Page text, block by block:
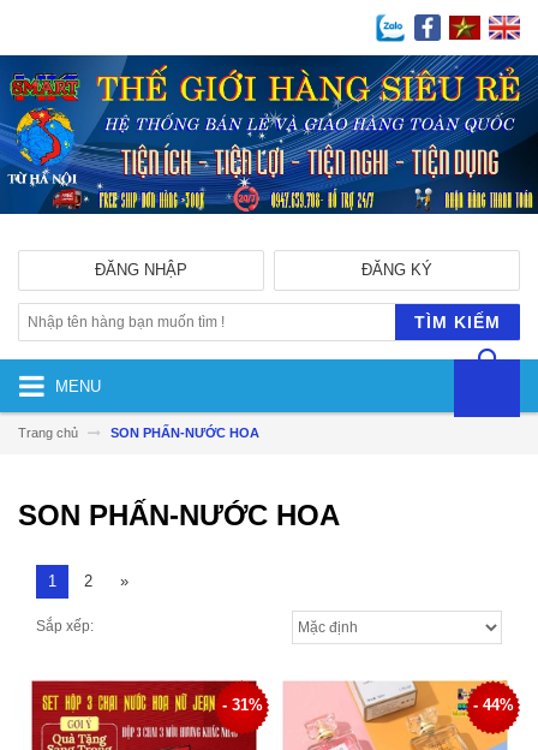
ĐĂNG KÝ
ĐĂNG NHẬP
TÌM KIẾM
MENU
Trang chủ SON PHẤN-NƯỚC HOA
SON PHẤN-NƯỚC HOA
Sắp xếp:
1 2 »
- 31% - 44%